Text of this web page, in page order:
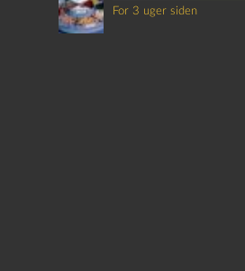
For 3 uger siden